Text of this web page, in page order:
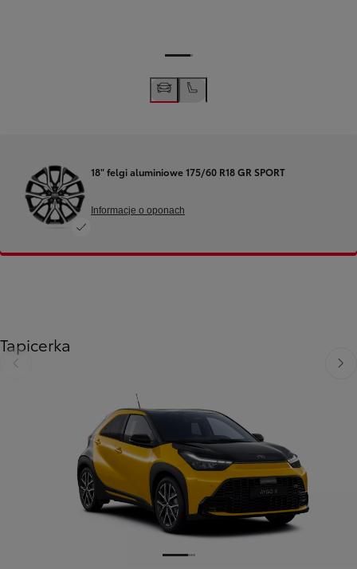
18" felgi aluminiowe 175/60 R18 GR SPORT
Informacje o oponach
Tapicerka
Poprzedni